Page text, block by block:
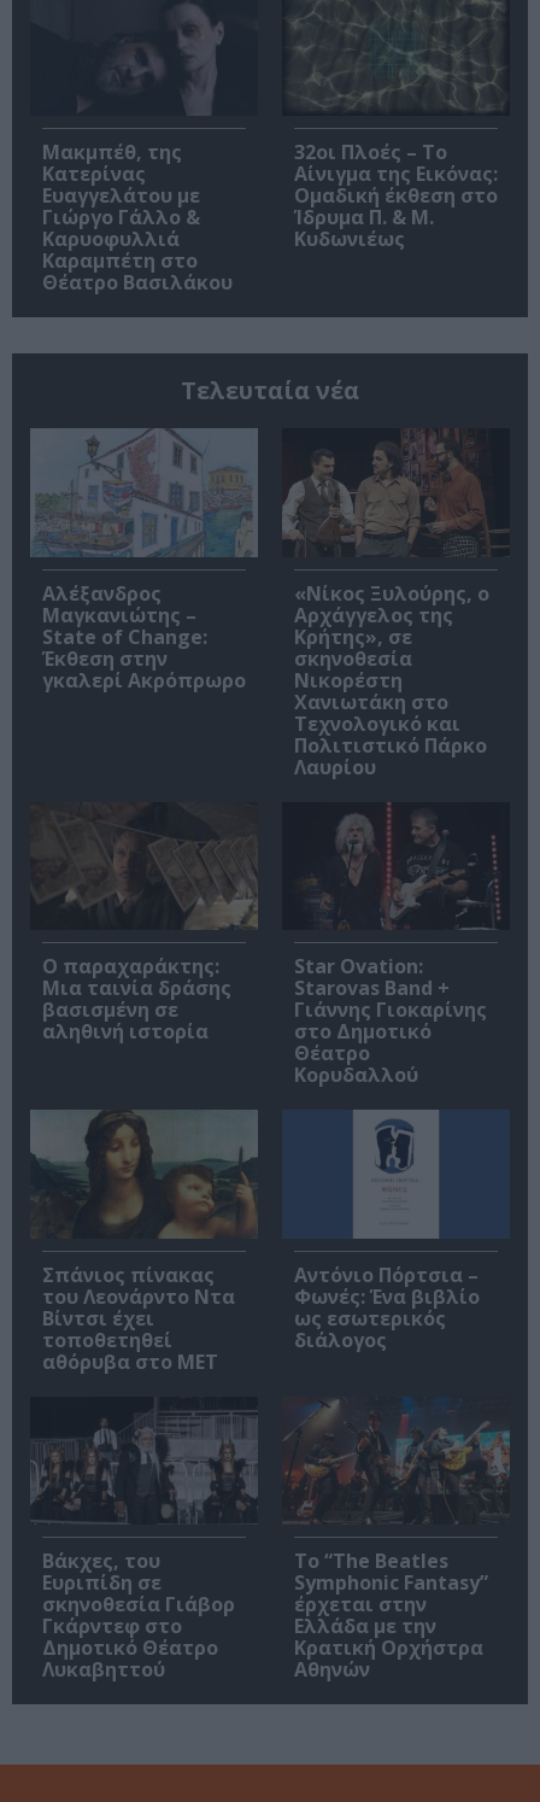
Μακμπέθ, της
Κατερίνας
Ευαγγελάτου με
Γιώργο Γάλλο &
Καρυοφυλλιά
Καραμπέτη στο
Θέατρο Βασιλάκου
32οι Πλοές – Το
Αίνιγμα της Εικόνας:
Ομαδική έκθεση στο
Ίδρυμα Π. & Μ.
Κυδωνιέως
Τελευταία νέα
Αλέξανδρος
Μαγκανιώτης –
State of Change:
Έκθεση στην
γκαλερί Ακρόπρωρο
«Νίκος Ξυλούρης, ο
Αρχάγγελος της
Κρήτης», σε
σκηνοθεσία
Νικορέστη
Χανιωτάκη στο
Τεχνολογικό και
Πολιτιστικό Πάρκο
Λαυρίου
Ο παραχαράκτης:
Μια ταινία δράσης
βασισμένη σε
αληθινή ιστορία
Star Ovation:
Starovas Band +
Γιάννης Γιοκαρίνης
στο Δημοτικό
Θέατρο
Κορυδαλλού
Σπάνιος πίνακας
του Λεονάρντο Ντα
Βίντσι έχει
τοποθετηθεί
αθόρυβα στο MET
Αντόνιο Πόρτσια –
Φωνές: Ένα βιβλίο
ως εσωτερικός
διάλογος
Βάκχες, του
Ευριπίδη σε
σκηνοθεσία Γιάβορ
Γκάρντεφ στο
Δημοτικό Θέατρο
Λυκαβηττού
Το “The Beatles
Symphonic Fantasy”
έρχεται στην
Ελλάδα με την
Κρατική Ορχήστρα
Αθηνών